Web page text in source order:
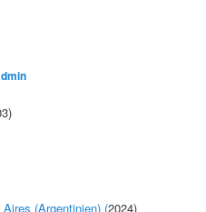
(Argentinien) (2024)